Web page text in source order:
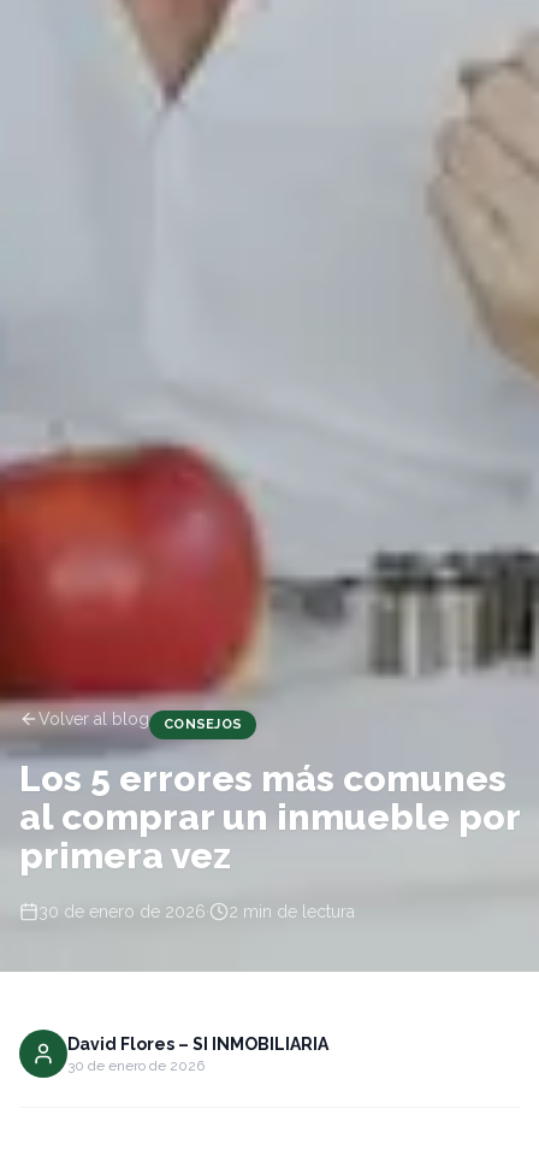
Volver al blog CONSEJOS
Los 5 errores más comunes
al comprar un inmueble por
primera vez
30 de enero de 2026· 2 min de lectura
David Flores – SI INMOBILIARIA
30 de enero de 2026